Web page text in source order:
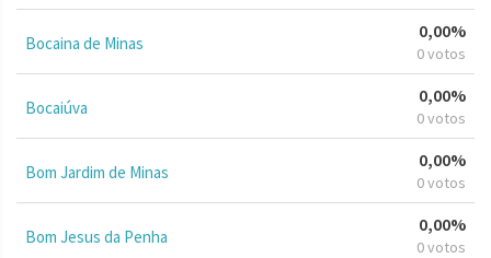
Bocaina de Minas
0,00%
0 votos
Bocaiúva
0,00%
0 votos
Bom Jardim de Minas
0,00%
0 votos
Bom Jesus da Penha
0,00%
0 votos